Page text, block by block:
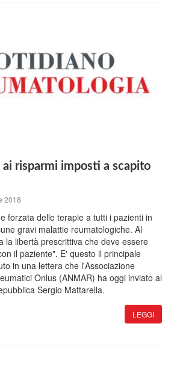
risparmi imposti a scapito
2018
forzata delle terapie a tutti i pazienti in
gravi malattie reumatologiche. Al
la libertà prescrittiva che deve essere
il paziente". E' questo il principale
in una lettera che l'Associazione
Onlus (ANMAR) ha oggi inviato al
Sergio Mattarella.
LEGGI